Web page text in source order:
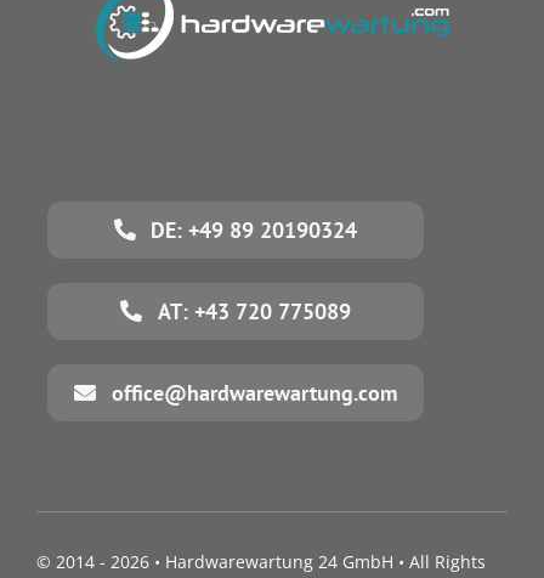
DE: +49 89 20190324
AT: +43 720 775089
office@hardwarewartung.com
© 2014 - 2026 • Hardwarewartung 24 GmbH • All Rights